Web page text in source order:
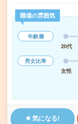
職場の雰囲気
年齢層
20代
男女比率
女性
気になる!